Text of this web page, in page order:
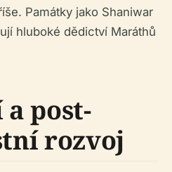
Památky jako Shaniwar
hluboké dědictví Maráthů
post-
rozvoj